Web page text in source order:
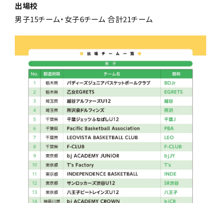
出場校
男子15チーム・女子6チーム 合計21チーム